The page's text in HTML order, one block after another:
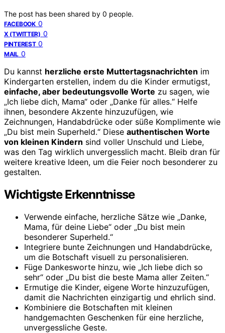
The post has been shared by 0 people.
FACEBOOK 0
X (TWITTER) 0
PINTEREST 0
MAIL 0
Du kannst herzliche erste Muttertagsnachrichten im
Kindergarten erstellen, indem du die Kinder ermutigst,
einfache, aber bedeutungsvolle Worte zu sagen, wie
„Ich liebe dich, Mama“ oder „Danke für alles.“ Helfe
ihnen, besondere Akzente hinzuzufügen, wie
Zeichnungen, Handabdrücke oder süße Komplimente wie
„Du bist mein Superheld.“ Diese authentischen Worte
von kleinen Kindern sind voller Unschuld und Liebe,
was den Tag wirklich unvergesslich macht. Bleib dran für
weitere kreative Ideen, um die Feier noch besonderer zu
gestalten.
Wichtigste Erkenntnisse
Verwende einfache, herzliche Sätze wie „Danke,
Mama, für deine Liebe“ oder „Du bist mein
besonderer Superheld.“
Integriere bunte Zeichnungen und Handabdrücke,
um die Botschaft visuell zu personalisieren.
Füge Dankesworte hinzu, wie „Ich liebe dich so
sehr“ oder „Du bist die beste Mama aller Zeiten.“
Ermutige die Kinder, eigene Worte hinzuzufügen,
damit die Nachrichten einzigartig und ehrlich sind.
Kombiniere die Botschaften mit kleinen
handgemachten Geschenken für eine herzliche,
unvergessliche Geste.